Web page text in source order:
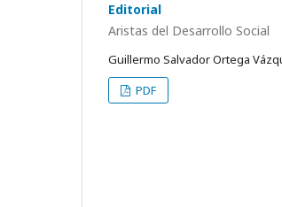
Editorial
Aristas del Desarrollo Social
Guillermo Salvador Ortega
PDF